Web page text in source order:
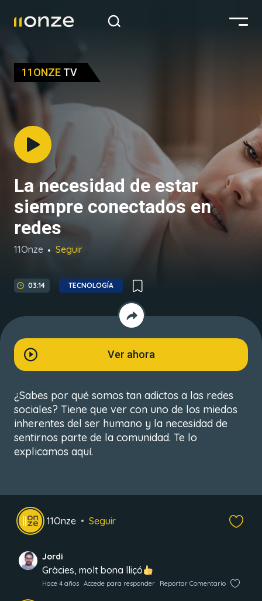
11ONZE TV
La necesidad de estar
siempre conectados en
redes
11Onze Seguir
03:14 TECNOLOGÍA
Ver ahora
¿Sabes por qué somos tan adictos a las redes
sociales? Tiene que ver con uno de los miedos
inherentes del ser humano y la necesidad de
sentirnos parte de la comunidad. Te lo
explicamos aquí.
11Onze Seguir
Jordi
Gràcies, molt bona lliçó
Hace 4 años Accede para responder Reportar Comentario